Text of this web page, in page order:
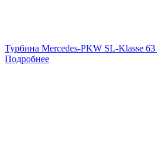
Турбина Mercedes-PKW SL-Klasse
Подробнее